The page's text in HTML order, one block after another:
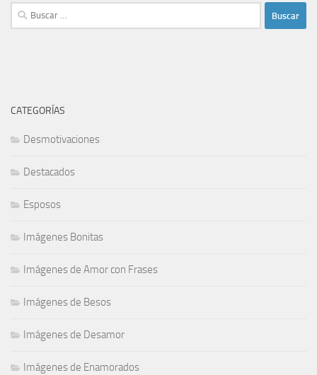
Buscar:
CATEGORÍAS
Desmotivaciones
Destacados
Esposos
Imágenes Bonitas
Imágenes de Amor con Frases
Imágenes de Besos
Imágenes de Desamor
Imágenes de Enamorados